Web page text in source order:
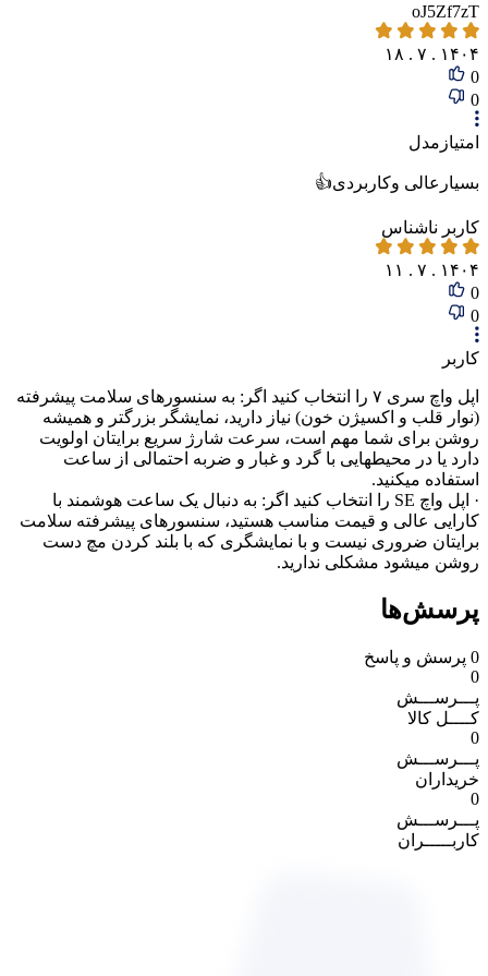
oJ5Zf7zT
۱۴۰۴ . ۷ . ۱۸
0
0
امتیازمدل
بسیارعالی وکاربردی👍
کاربر ناشناس
۱۴۰۴ . ۷ . ۱۱
0
0
کاربر
اپل واچ سری ۷ را انتخاب کنید اگر: به سنسورهای سلامت پیشرفته
(نوار قلب و اکسیژن خون) نیاز دارید، نمایشگر بزرگتر و همیشه
روشن برای شما مهم است، سرعت شارژ سریع برایتان اولویت
دارد یا در محیطهایی با گرد و غبار و ضربه احتمالی از ساعت
استفاده میکنید.
· اپل واچ SE را انتخاب کنید اگر: به دنبال یک ساعت هوشمند با
کارایی عالی و قیمت مناسب هستید، سنسورهای پیشرفته سلامت
برایتان ضروری نیست و با نمایشگری که با بلند کردن مچ دست
روشن میشود مشکلی ندارید.
پرسش‌ها
0 پرسش و پاسخ
0
پـــرســـش
کــــل کالا
0
پـــرســـش
خریداران
0
پـــرســـش
کاربـــــران